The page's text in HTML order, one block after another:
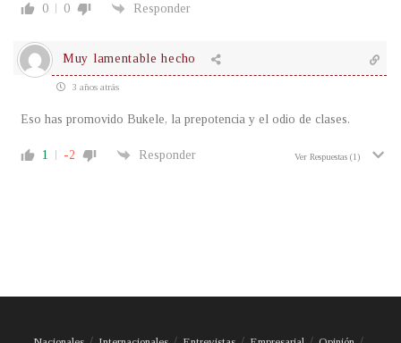
0 0 Responder
Muy lamentable hecho
3 años atrás
Eso has promovido Bukele, la prepotencia y el odio de clases.
1 -2 Responder Ver Respuestas (1)